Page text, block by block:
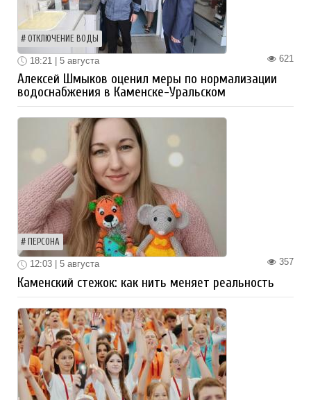
ОТКЛЮЧЕНИЕ ВОДЫ
621
18:21 | 5 августа
Алексей Шмыков оценил меры по нормализации
водоснабжения в Каменске-Уральском
ПЕРСОНА
357
12:03 | 5 августа
Каменский стежок: как нить меняет реальность